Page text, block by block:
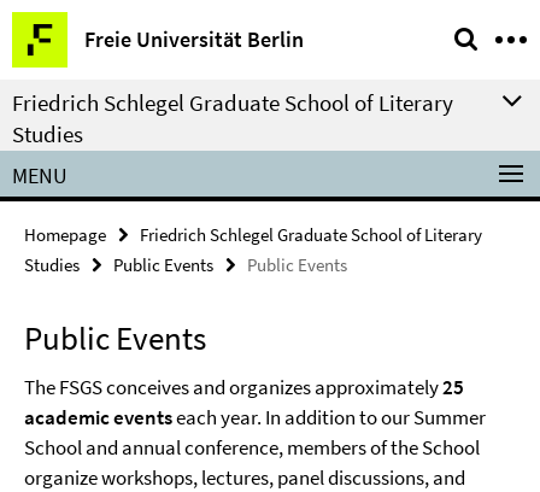
Springe
direkt
zu
Inhalt
Freie Universität Berlin
Service
Navigation
Friedrich Schlegel Graduate School of Literary
Studies
MENU
Homepage
Friedrich Schlegel Graduate School of Literary
Studies
Public Events Public Events
Public Events
The FSGS conceives and organizes approximately25
academic eventseach year. In addition to our Summer
School and annual conference, members of the School
organize workshops, lectures, panel discussions, and